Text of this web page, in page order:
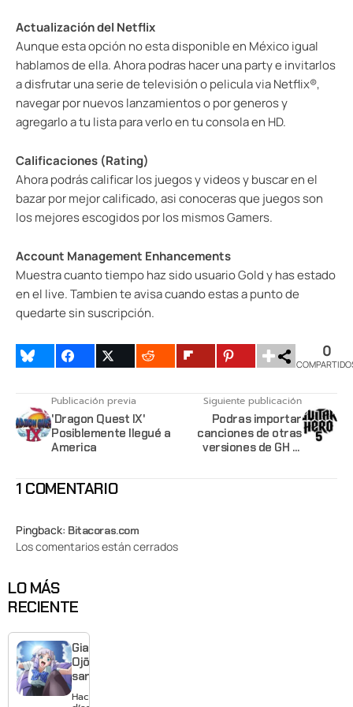
Actualización del Netflix
Aunque esta opción no esta disponible en México igual
hablamos de ella. Ahora podras hacer una party e invitarlos
a disfrutar una serie de televisión o pelicula via Netflix®,
navegar por nuevos lanzamientos o por generos y
agregarlo a tu lista para verlo en tu consola en HD.
Calificaciones (Rating)
Ahora podrás calificar los juegos y videos y buscar en el
bazar por mejor calificado, asi conoceras que juegos son
los mejores escogidos por los mismos Gamers.
Account Management Enhancements
Muestra cuanto tiempo haz sido usuario Gold y has estado
en el live. Tambien te avisa cuando estas a punto de
quedarte sin suscripción.
0
Publicación previa
'Dragon Quest IX'
Posiblemente llegué a
America
Siguiente publicación
Podras importar
canciones de otras
versiones de GH al
1 COMENTARIO
Pingback: Bitacoras.com
Los comentarios están cerrados
LO MÁS
RECIENTE
Giant
Ojō-
sama
revela
Hace 2